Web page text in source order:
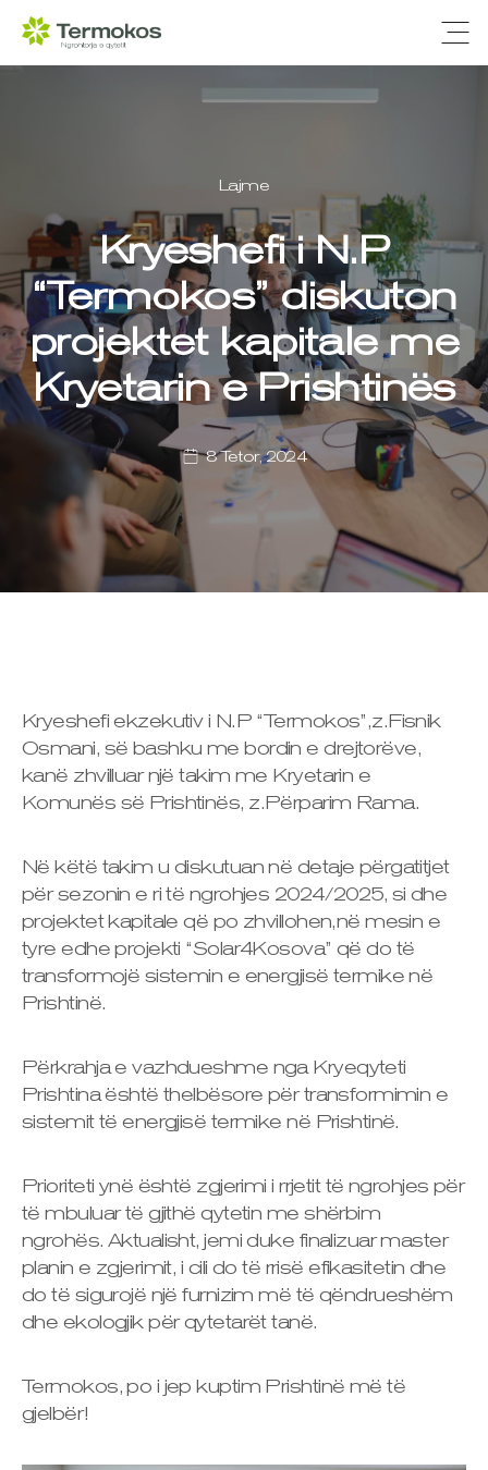
Lajme
Kryeshefi i N.P
“Termokos” diskuton
projektet kapitale me
Kryetarin e Prishtinës
8 Tetor, 2024
Kryeshefi ekzekutiv i N.P “Termokos”,z.Fisnik
Osmani, së bashku me bordin e drejtorëve,
kanë zhvilluar një takim me Kryetarin e
Komunës së Prishtinës, z.Përparim Rama.
Në këtë takim u diskutuan në detaje përgatitjet
për sezonin e ri të ngrohjes 2024/2025, si dhe
projektet kapitale që po zhvillohen,në mesin e
tyre edhe projekti “Solar4Kosova” që do të
transformojë sistemin e energjisë termike në
Prishtinë.
Përkrahja e vazhdueshme nga Kryeqyteti
Prishtina është thelbësore për transformimin e
sistemit të energjisë termike në Prishtinë.
Prioriteti ynë është zgjerimi i rrjetit të ngrohjes për
të mbuluar të gjithë qytetin me shërbim
ngrohës. Aktualisht, jemi duke finalizuar master
planin e zgjerimit, i cili do të rrisë efikasitetin dhe
do të sigurojë një furnizim më të qëndrueshëm
dhe ekologjik për qytetarët tanë.
Termokos, po i jep kuptim Prishtinë më të
gjelbër!